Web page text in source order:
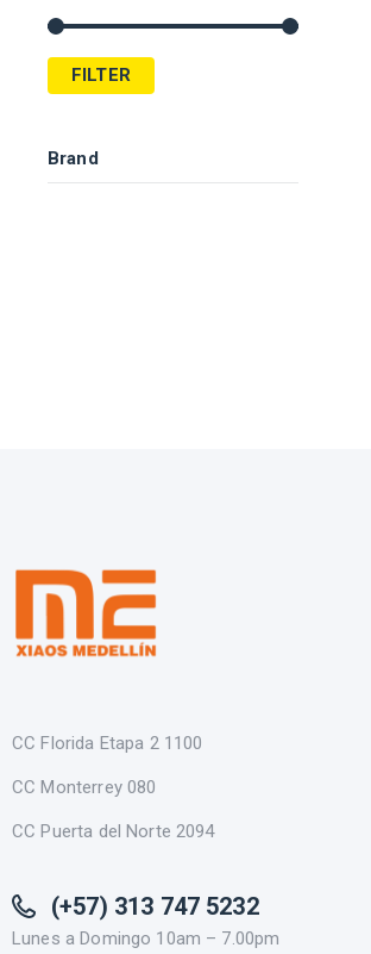
FILTER
Brand
CC Florida Etapa 2 1100
CC Monterrey 080
CC Puerta del Norte 2094
(+57) 313 747 5232
Lunes a Domingo 10am – 7.00pm